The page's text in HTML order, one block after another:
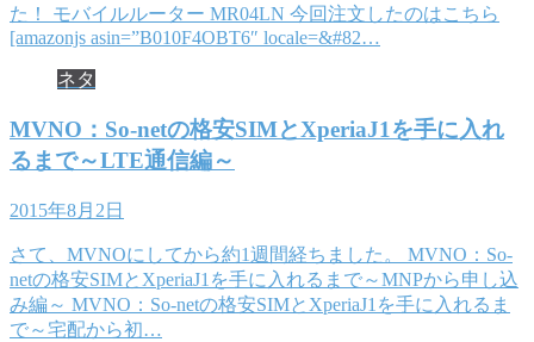
た！ モバイルルーター MR04LN 今回注文したのはこちら
[amazonjs asin=”B010F4OBT6″ locale=&#82…
ネタ
MVNO：So-netの格安SIMとXperiaJ1を手に入れ
るまで～LTE通信編～
2015年8月2日
さて、MVNOにしてから約1週間経ちました。 MVNO：So-
netの格安SIMとXperiaJ1を手に入れるまで～MNPから申し込
み編～ MVNO：So-netの格安SIMとXperiaJ1を手に入れるま
で～宅配から初…